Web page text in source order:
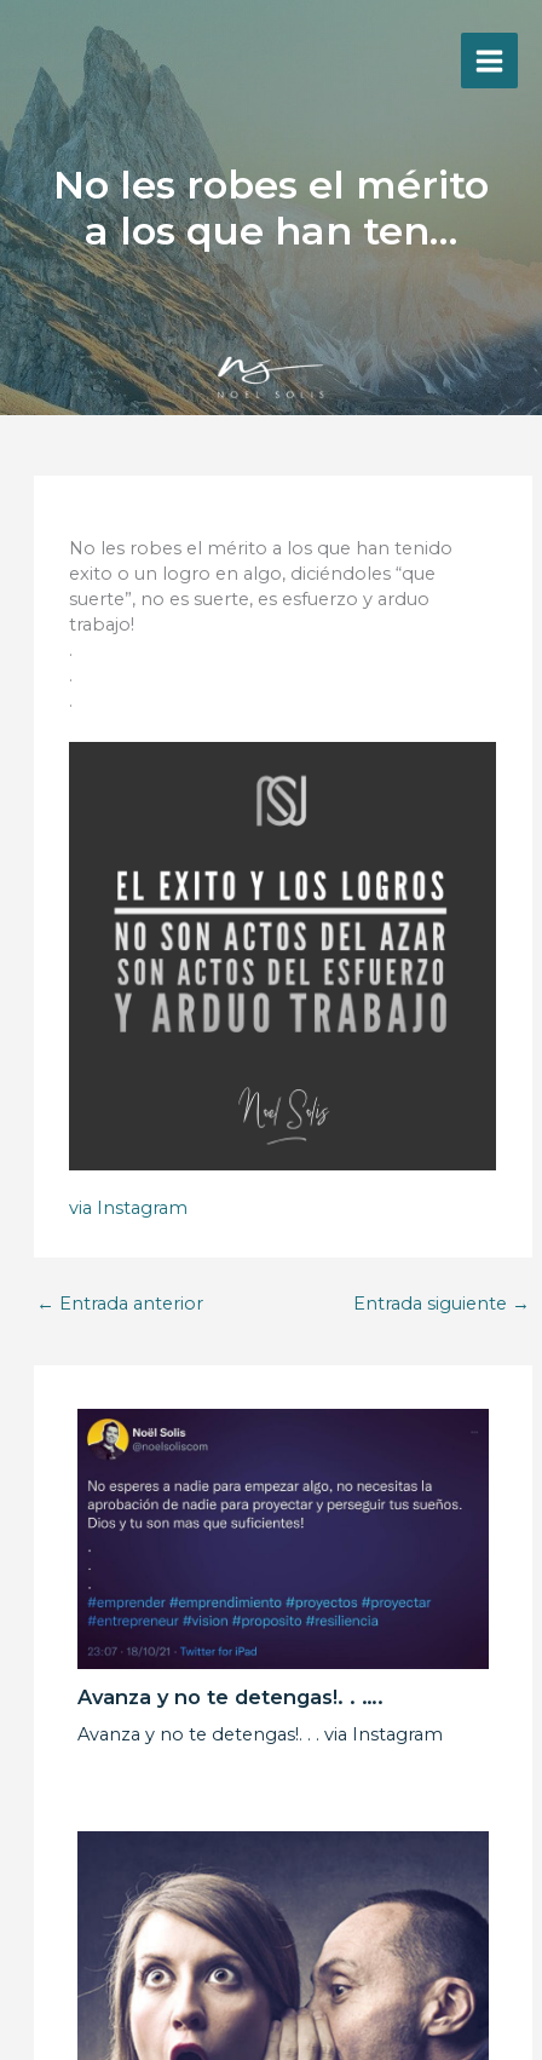
contenido
No les robes el mérito
a los que han ten…
No les robes el mérito a los que han tenido
exito o un logro en algo, diciéndoles “que
suerte”, no es suerte, es esfuerzo y arduo
trabajo!
.
.
.
via Instagram
← Entrada anterior Entrada siguiente →
Avanza y no te detengas!. . ….
Avanza y no te detengas!. . . via Instagram